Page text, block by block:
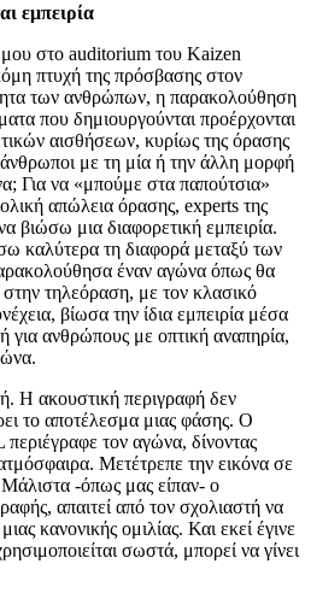
εμπειρία
μου στο auditorium του Kaizen
πτυχή της πρόσβασης στον
των ανθρώπων, η παρακολούθηση
που δημιουργούνται προέρχονται
αισθήσεων, κυρίως της όρασης
με τη μία ή την άλλη μορφή
Για να «μπούμε στα παπούτσια»
απώλεια όρασης, experts της
μια διαφορετική εμπειρία.
καλύτερα τη διαφορά μεταξύ των
έναν αγώνα όπως θα
τηλεόραση, με τον κλασικό
βίωσα την ίδια εμπειρία μέσα
για ανθρώπους με οπτική αναπηρία,
Η ακουστική περιγραφή δεν
το αποτέλεσμα μιας φάσης. Ο
τον αγώνα, δίνοντας
Μετέτρεπε την εικόνα σε
-όπως μας είπαν- ο
απαιτεί από τον σχολιαστή να
κανονικής ομιλίας. Και εκεί έγινε
σωστά, μπορεί να γίνει